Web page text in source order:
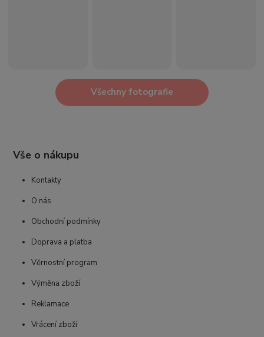
Všechny fotografie
Vše o nákupu
Kontakty
O nás
Obchodní podmínky
Doprava a platba
Věrnostní program
Výměna zboží
Reklamace
Vrácení zboží